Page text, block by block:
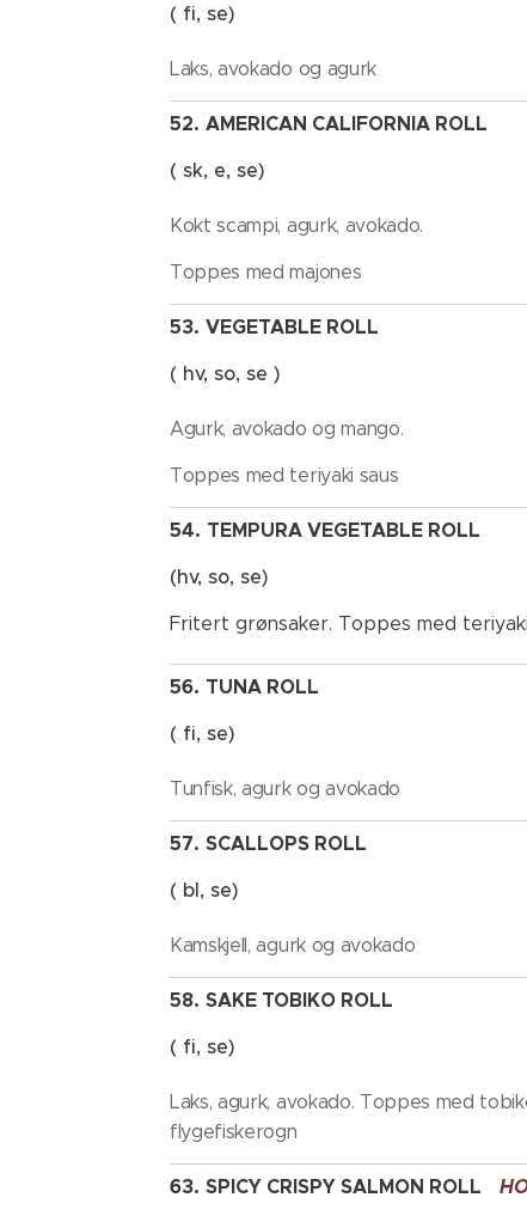
( fi, se)
Laks, avokado og agurk
52. AMERICAN CALIFORNIA ROLL
( sk, e, se)
Kokt scampi, agurk, avokado.
Toppes med majones
53. VEGETABLE ROLL
( hv, so, se )
Agurk, avokado og mango.
Toppes med teriyaki saus
54. TEMPURA VEGETABLE ROLL
(hv, so, se)
Fritert grønsaker. Toppes med teriyaki
56. TUNA ROLL
( fi, se)
Tunfisk, agurk og avokado
57. SCALLOPS ROLL
( bl, se)
Kamskjell, agurk og avokado
58. SAKE TOBIKO ROLL
( fi, se)
Laks, agurk, avokado. Toppes med
flygefiskerogn
63. SPICY CRISPY SALMON ROLL